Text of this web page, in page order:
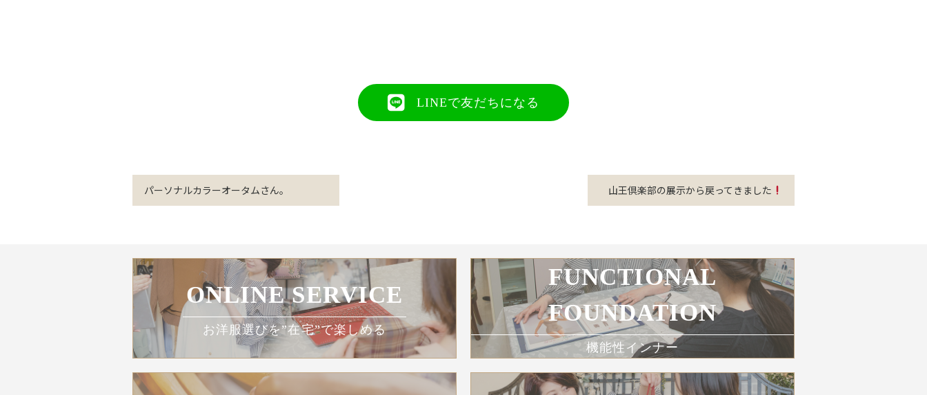
LINEで友だちになる
パーソナルカラーオータムさん。 山王倶楽部の展示から戻ってきました
ONLINE SERVICE
お洋服選びを”在宅”で楽しめる
FUNCTIONAL
FOUNDATION
機能性インナー